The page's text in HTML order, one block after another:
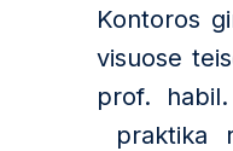
Kontoros
visuose
prof.
praktika